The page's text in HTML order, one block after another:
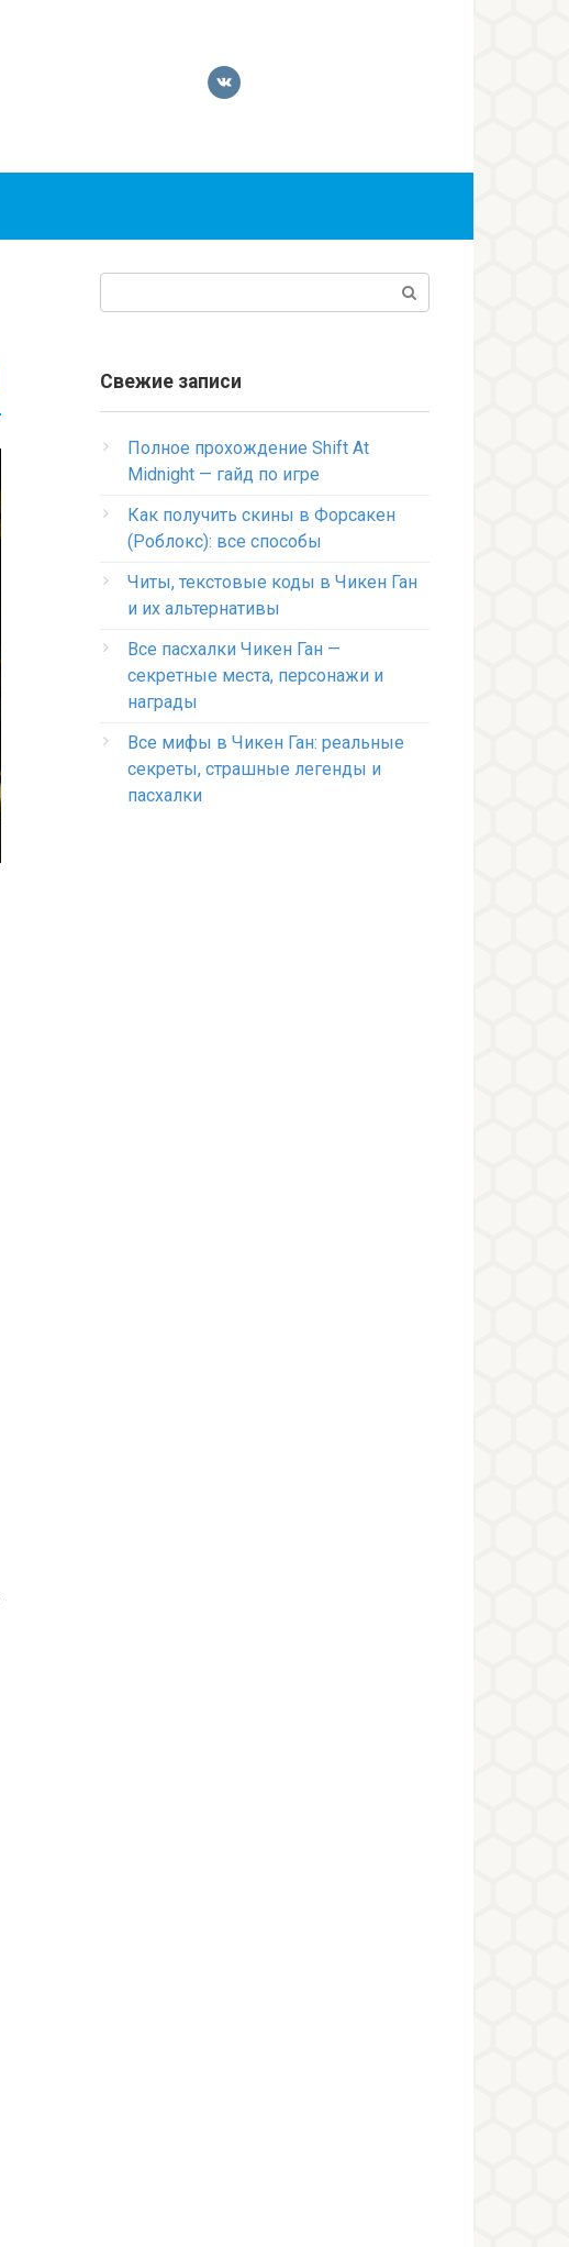
Свежие записи
Полное прохождение Shift At
Midnight — гайд по игре
Как получить скины в Форсакен
(Роблокс): все способы
Читы, текстовые коды в Чикен Ган
и их альтернативы
Все пасхалки Чикен Ган —
секретные места, персонажи и
награды
Все мифы в Чикен Ган: реальные
секреты, страшные легенды и
пасхалки